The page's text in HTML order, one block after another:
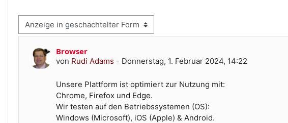
Browser
von Rudi Adams - Donnerstag, 1. Februar 2024, 14:22
Anzahl Antworten: 0
Unsere Plattform ist optimiert zur Nutzung mit:
Chrome, Firefox und Edge.
Wir testen auf den Betriebssystemen (OS):
Windows (Microsoft), iOS (Apple) & Android.